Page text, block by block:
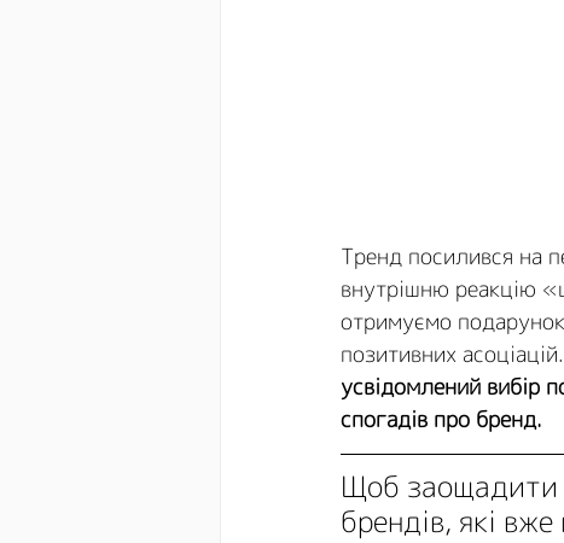
Тренд посилився на
внутрішню реакцію
отримуємо
позитивних
усвідомлений вибір
спогадів про бренд.
Щоб заощадити
брендів, які